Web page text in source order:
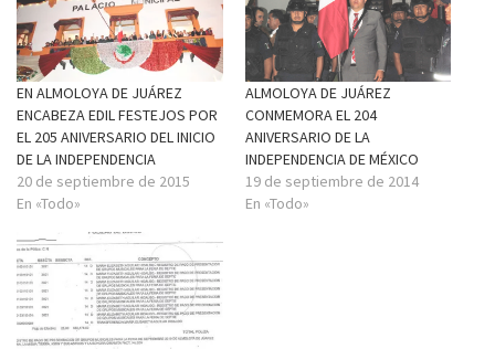
EN ALMOLOYA DE JUÁREZ
ENCABEZA EDIL FESTEJOS POR
EL 205 ANIVERSARIO DEL INICIO
DE LA INDEPENDENCIA
20 de septiembre de 2015
En «Todo»
ALMOLOYA DE JUÁREZ
CONMEMORA EL 204
ANIVERSARIO DE LA
INDEPENDENCIA DE MÉXICO
19 de septiembre de 2014
En «Todo»